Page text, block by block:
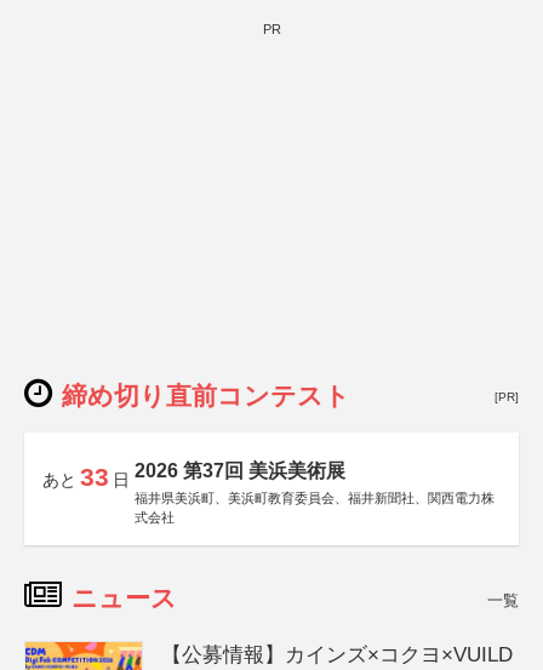
PR
締め切り直前コンテスト [PR]
あと 33 日 2026 第37回 美浜美術展
福井県美浜町、美浜町教育委員会、福井新聞社、関西電力株
式会社
ニュース 一覧
【公募情報】カインズ×コクヨ×VUILD